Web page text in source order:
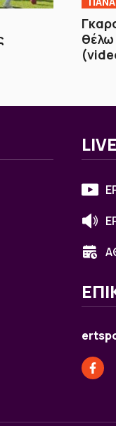
θέλω
LIVE